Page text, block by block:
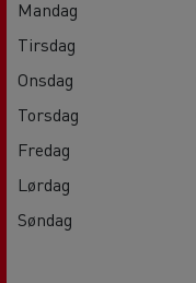
Mandag
Tirsdag
Onsdag
Torsdag
Fredag
Lørdag
Søndag